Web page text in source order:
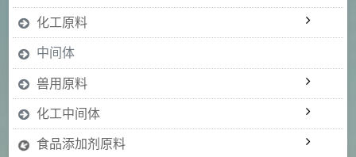
化工原料
中间体
兽用原料
化工中间体
食品添加剂原料